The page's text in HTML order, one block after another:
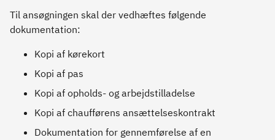
Til ansøgningen skal der vedhæftes følgende
dokumentation:
Kopi af kørekort
Kopi af pas
Kopi af opholds- og arbejdstilladelse
Kopi af chaufførens ansættelseskontrakt
Dokumentation for gennemførelse af en